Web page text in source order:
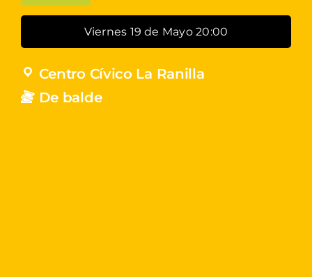
Viernes 19 de Mayo 20:00
Centro Cívico La Ranilla
De balde